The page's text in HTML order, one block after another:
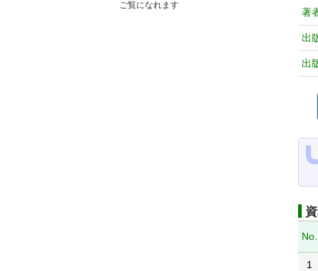
ご覧になれます
著
出
出
No.
1